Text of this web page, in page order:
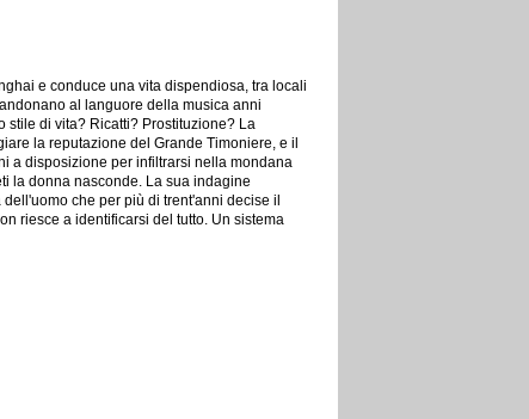
e conduce una vita dispendiosa, tra locali
al languore della musica anni
stile di vita? Ricatti? Prostituzione? La
la reputazione del Grande Timoniere, e il
a disposizione per infiltrarsi nella mondana
la donna nasconde. La sua indagine
che per più di trent'anni decise il
riesce a identificarsi del tutto. Un sistema